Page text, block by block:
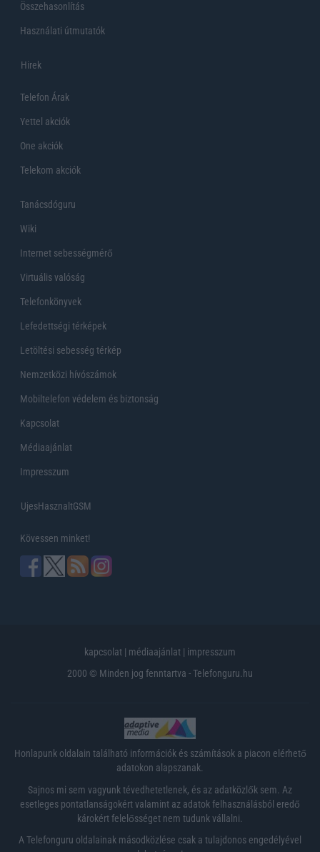
Összehasonlítás
Használati útmutatók
Hirek
Telefon Árak
Yettel akciók
One akciók
Telekom akciók
Tanácsdóguru
Wiki
Internet sebességmérő
Virtuális valóság
Telefonkönyvek
Lefedettségi térképek
Letöltési sebesség térkép
Nemzetközi hívószámok
Mobiltelefon védelem és biztonság
Kapcsolat
Médiaajánlat
Impresszum
UjesHasznaltGSM
Kövessen minket!
kapcsolat | médiaajánlat | impresszum
2000 © Minden jog fenntartva - Telefonguru.hu
Honlapunk oldalain található információk és számítások a piacon elérhető
adatokon alapszanak.
Sajnos mi sem vagyunk tévedhetetlenek, és az adatközlők sem. Az
esetleges pontatlanságokért valamint az adatok felhasználásból eredő
károkért felelősséget nem tudunk vállalni.
A Telefonguru oldalainak másodközlése csak a tulajdonos engedélyével